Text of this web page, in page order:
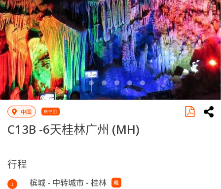
中国 旅行团
C13B -6天桂林广州 (MH)
行程
1
槟城 - 中转城市 - 桂林 晚